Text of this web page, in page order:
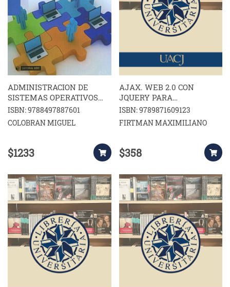
ADMINISTRACION DE
SISTEMAS OPERATIVOS
EN RED
ISBN: 9788497887601
COLOBRAN MIGUEL
$1233
AJAX. WEB 2.0 CON
JQUERY PARA
PROFESIONALES 2ED
ISBN: 9789871609123
FIRTMAN MAXIMILIANO
$358